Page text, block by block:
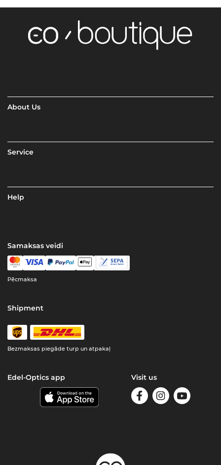
About Us
Service
Help
Samaksas veidi
Pēcmaksa
Shipment
Bezmaksas piegāde turp un atpakaļ
Edel-Optics app Visit us